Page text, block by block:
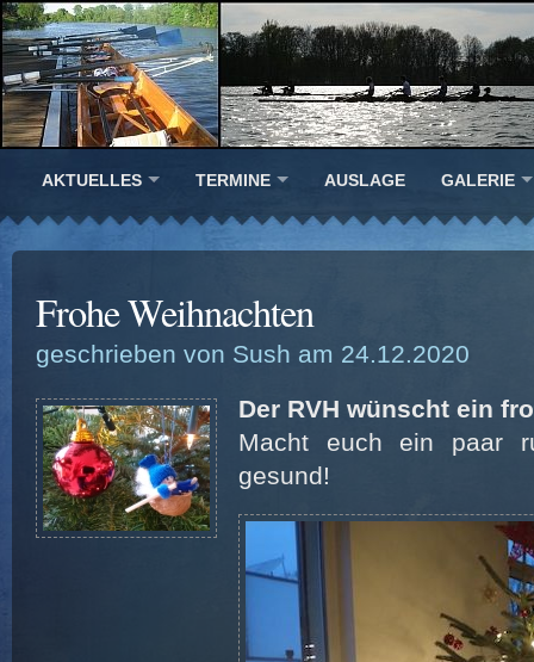
AKTUELLES TERMINE AUSLAGE GALERIE
Frohe Weihnachten
geschrieben von Sush am 24.12.2020
Der RVH wünscht ein
Macht euch ein paar
gesund!